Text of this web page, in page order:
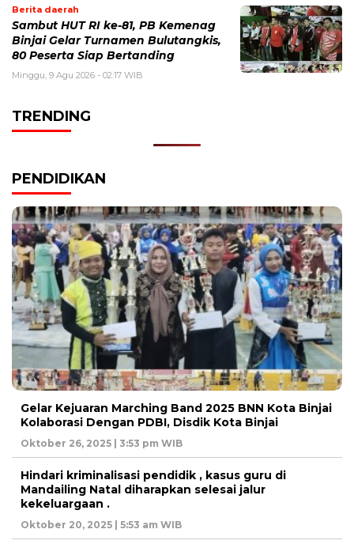
Berita daerah
Sambut HUT RI ke-81, PB Kemenag
Binjai Gelar Turnamen Bulutangkis,
80 Peserta Siap Bertanding
Minggu, 9 Agu 2026 - 02:17 WIB
TRENDING
PENDIDIKAN
Gelar Kejuaran Marching Band 2025 BNN Kota Binjai
Kolaborasi Dengan PDBI, Disdik Kota Binjai
Oktober 26, 2025 | 3:53 pm WIB
Hindari kriminalisasi pendidik , kasus guru di
Mandailing Natal diharapkan selesai jalur
kekeluargaan .
Oktober 20, 2025 | 5:53 am WIB